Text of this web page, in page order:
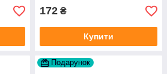
172 ₴
Купити
Подарунок